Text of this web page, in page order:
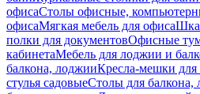
офисаСтолы офисные,
офисаМягкая мебель для офиса
полки для документовОфисные
кабинетаМебель для лоджии и
балкона, лоджииКресла-мешки для
стулья садовыеСтолы для балкона,